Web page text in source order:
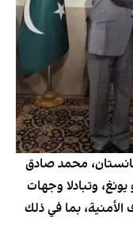
محمد صادق
وتبادلا وجهات
الأمنية، بما في ذلك